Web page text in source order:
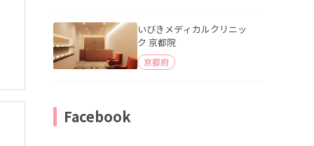
いびきメディカルクリニッ
ク 京都院
京都府
Facebook